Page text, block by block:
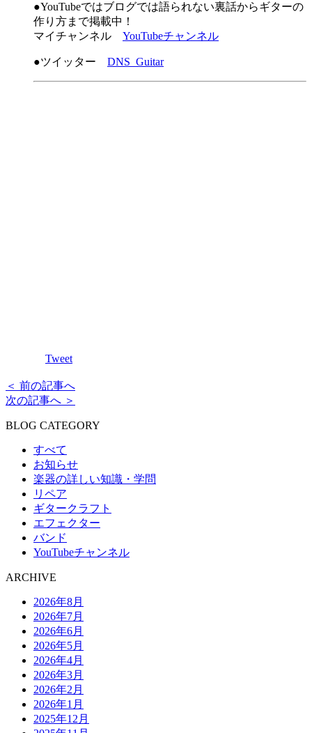
●YouTubeではブログでは語られない裏話からギターの
作り方まで掲載中！
マイチャンネル YouTubeチャンネル
●ツイッター DNS_Guitar
Tweet
＜ 前の記事へ
次の記事へ ＞
BLOG CATEGORY
すべて
お知らせ
楽器の詳しい知識・学問
リペア
ギタークラフト
エフェクター
バンド
YouTubeチャンネル
ARCHIVE
2026年8月
2026年7月
2026年6月
2026年5月
2026年4月
2026年3月
2026年2月
2026年1月
2025年12月